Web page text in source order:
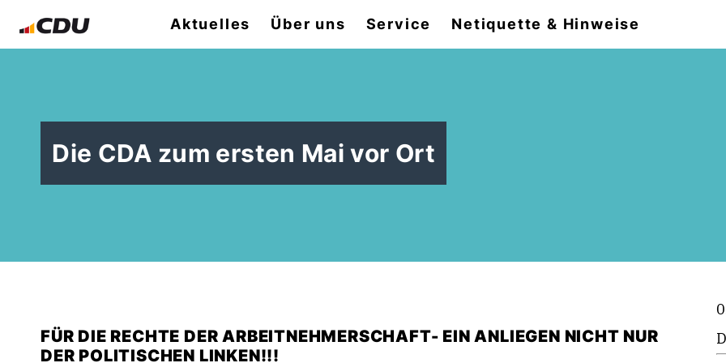
Aktuelles Über uns Service Netiquette & Hinweise
Die CDA zum ersten Mai vor Ort
FÜR DIE RECHTE DER ARBEITNEHMERSCHAFT- EIN ANLIEGEN NICHT NUR
DER POLITISCHEN LINKEN!!!